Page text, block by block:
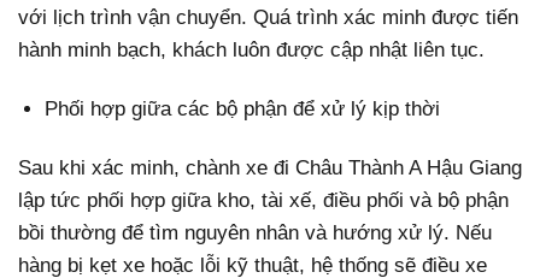
với lịch trình vận chuyển. Quá trình xác minh được tiến
hành minh bạch, khách luôn được cập nhật liên tục.
Phối hợp giữa các bộ phận để xử lý kịp thời
Sau khi xác minh, chành xe đi Châu Thành A Hậu Giang
lập tức phối hợp giữa kho, tài xế, điều phối và bộ phận
bồi thường để tìm nguyên nhân và hướng xử lý. Nếu
hàng bị kẹt xe hoặc lỗi kỹ thuật, hệ thống sẽ điều xe